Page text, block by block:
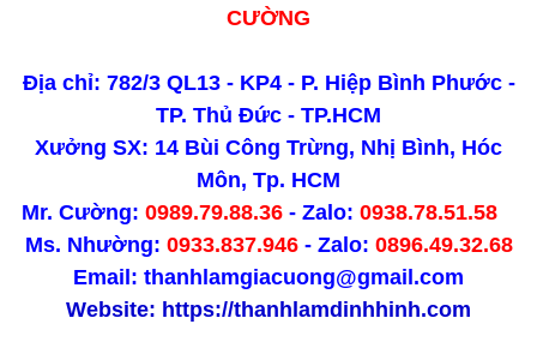
CƯỜNG
Địa chỉ: 782/3 QL13 - KP4 - P. Hiệp Bình Phước -
TP. Thủ Đức - TP.HCM
Xưởng SX: 14 Bùi Công Trừng, Nhị Bình, Hóc
Môn, Tp. HCM
Mr. Cường: 0989.79.88.36 - Zalo: 0938.78.51.58
Ms. Nhường: 0933.837.946 - Zalo: 0896.49.32.68
Email: thanhlamgiacuong@gmail.com
Website: https://thanhlamdinhhinh.com